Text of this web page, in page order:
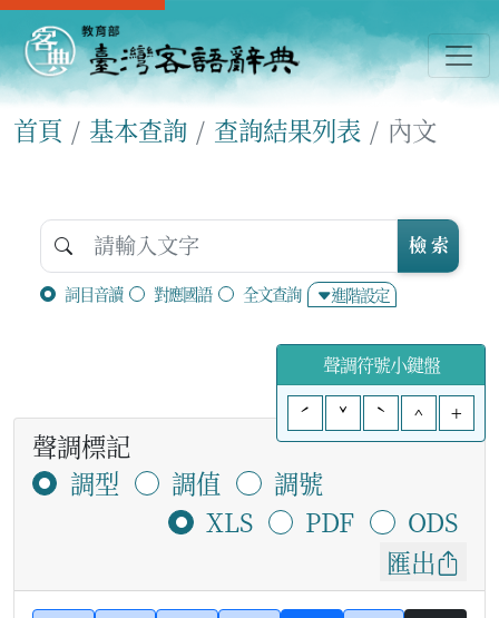
首頁 基本查詢 查詢結果列表 內文
詞目音讀 對應國語 全文查詢 進階設定
檢 索
聲調符號小鍵盤
ˊ
ˇ ˋ ^ +
聲調標記
調型
調值
調號
XLS
PDF
ODS
匯出